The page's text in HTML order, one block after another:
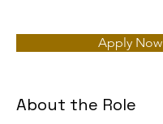
Apply Now
About the Role